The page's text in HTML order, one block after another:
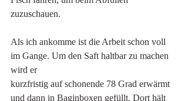
zuzuschauen.
Als ich ankomme ist die Arbeit schon voll
im Gange. Um den Saft haltbar zu machen
wird er
kurzfristig auf schonende 78 Grad erwärmt
und dann in Baginboxen gefüllt. Dort hält